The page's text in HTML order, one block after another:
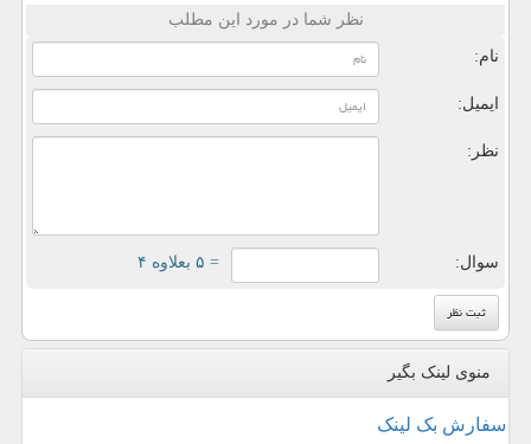
نظر شما در مورد این مطلب
نام:
ایمیل:
نظر:
سوال: = ۵ بعلاوه ۴
منوی لینک بگیر
سفارش بک لینک